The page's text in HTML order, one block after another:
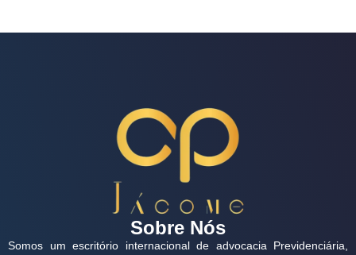
Sobre Nós
Somos um escritório internacional de advocacia Previdenciária,